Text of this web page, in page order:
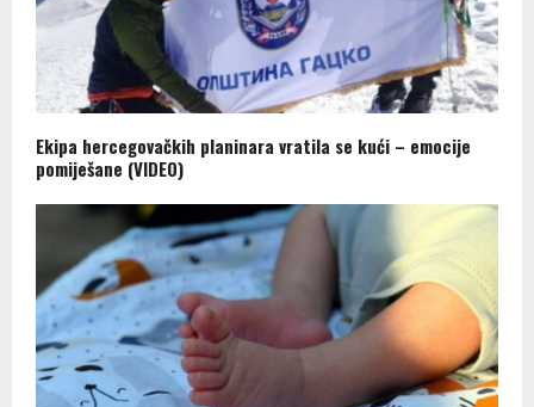
Ekipa hercegovačkih planinara vratila se kući – emocije
pomiješane (VIDEO)